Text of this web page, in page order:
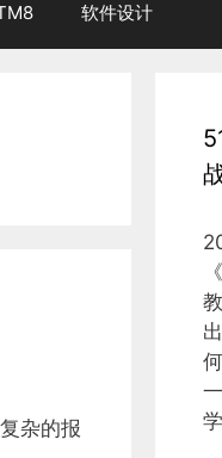
软件设计
杂的报